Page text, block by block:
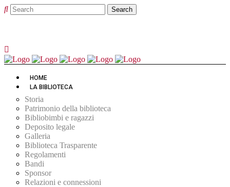
HOME
LA BIBLIOTECA
Storia
Patrimonio della biblioteca
Bibliobimbi e ragazzi
Deposito legale
Galleria
Biblioteca Trasparente
Regolamenti
Bandi
Sponsor
Relazioni e connessioni